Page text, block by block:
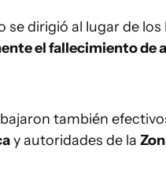
se dirigió al lugar de los
el fallecimiento de
también
y autoridades de la